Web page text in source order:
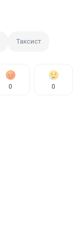
Таксист
0 0